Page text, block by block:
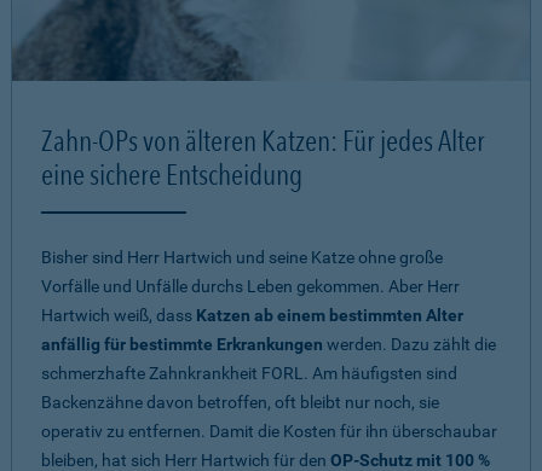
Zahn-OPs von älteren Katzen: Für jedes Alter
eine sichere Entscheidung
Bisher sind Herr Hartwich und seine Katze ohne große
Vorfälle und Unfälle durchs Leben gekommen. Aber Herr
Hartwich weiß, dass Katzen ab einem bestimmten Alter
anfällig für bestimmte Erkrankungen werden. Dazu zählt die
schmerzhafte Zahnkrankheit FORL. Am häufigsten sind
Backenzähne davon betroffen, oft bleibt nur noch, sie
operativ zu entfernen. Damit die Kosten für ihn überschaubar
bleiben, hat sich Herr Hartwich für den OP-Schutz mit 100 %